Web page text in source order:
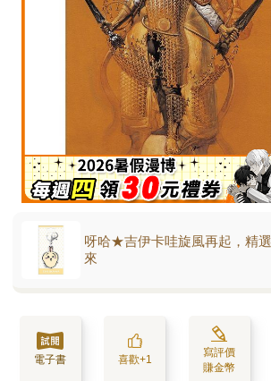
呀哈★吉伊卡哇旋風再起，精
來
電子書 喜歡+1
寫評價
賺金幣